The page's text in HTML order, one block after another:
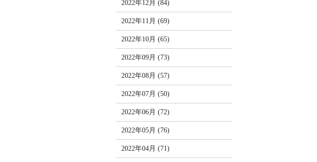
2022年12月 (84)
2022年11月 (69)
2022年10月 (65)
2022年09月 (73)
2022年08月 (57)
2022年07月 (50)
2022年06月 (72)
2022年05月 (76)
2022年04月 (71)